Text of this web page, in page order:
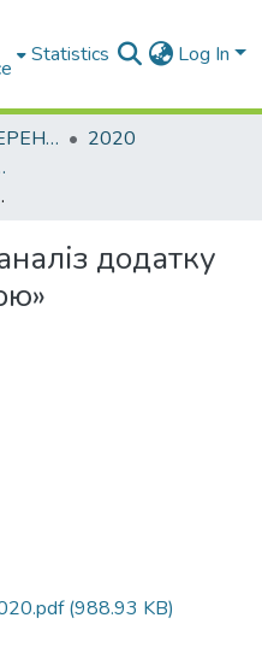
Statistics Log In
МАТЕРІАЛИ КОНФЕРЕНЦІЙ
2020
Україною»
додатку
(988.93 KB)